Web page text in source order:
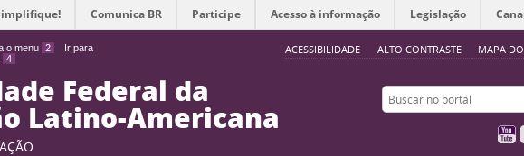
o menu 2
Ir para
4
ACESSIBILIDADE ALTO CONTRASTE MAPA
Comunica BR Participe Acesso à informação Legislação
Federal da
Latino-Americana
Buscar no portal